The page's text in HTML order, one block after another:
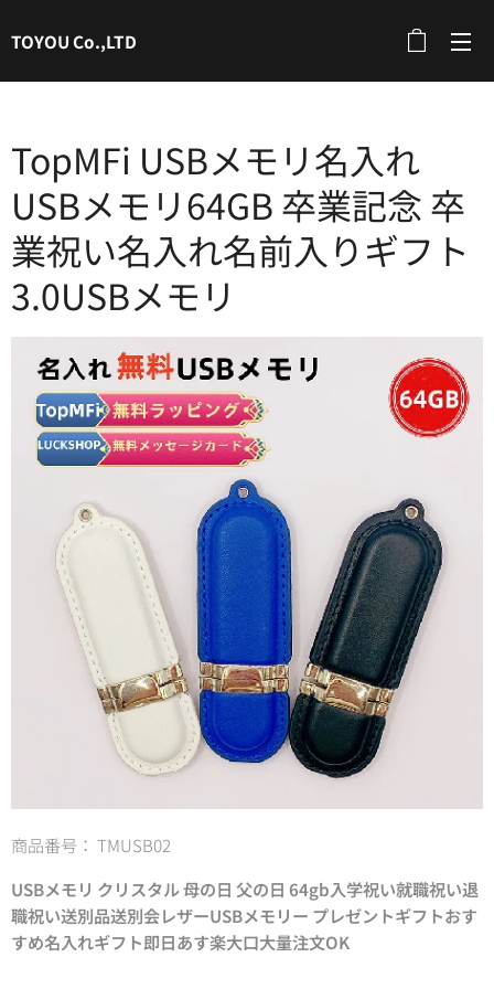
TOYOU Co.,LTD
TopMFi USBメモリ名入れ
USBメモリ64GB 卒業記念 卒
業祝い名入れ名前入りギフト
3.0USBメモリ
商品番号： TMUSB02
USBメモリ クリスタル 母の日 父の日 64gb入学祝い就職祝い退
職祝い送別品送別会レザーUSBメモリー プレゼントギフトおす
すめ名入れギフト即日あす楽大口大量注文OK